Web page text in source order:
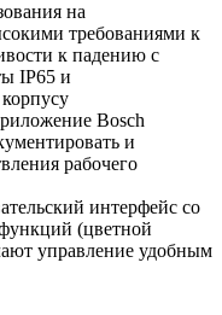
на
требованиями к
к падению с
IP65 и
Bosch
и
рабочего
интерфейс со
(цветной
управление удобным